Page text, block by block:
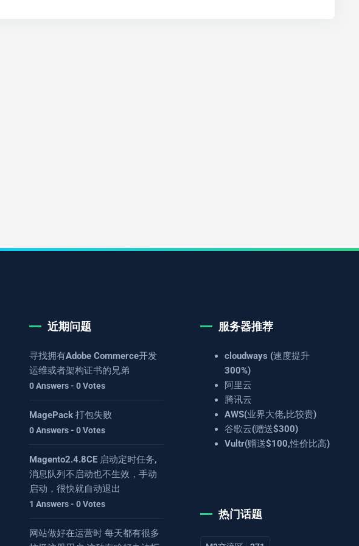
近期问题
寻找拥有Adobe Commerce开发
运维或者架构证书的兄弟
0 Answers - 0 Votes
MagePack 打包失败
0 Answers - 0 Votes
Magento2.4.8CE 启动定时任务,
消息队列不启动也不生效，手动
启动，很快就自动退出
1 Answers - 0 Votes
网站做好在运营时 每天都有很多
服务器推荐
cloudways (速度提升
300%)
阿里云
腾讯云
AWS(业界大佬,比较贵)
谷歌云(赠送$300)
Vultr(赠送$100,性价比高)
热门话题